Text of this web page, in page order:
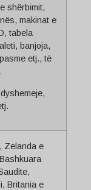
shërbimit,
makinat e
tabela
banjoja,
etj., të
Zelanda e
Britania e